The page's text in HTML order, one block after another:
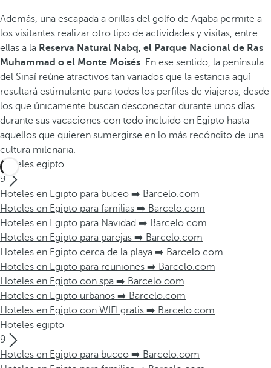
Además, una escapada a orillas del golfo de Aqaba permite a
los visitantes realizar otro tipo de actividades y visitas, entre
ellas a la Reserva Natural Nabq, el Parque Nacional de Ras
Muhammad o el Monte Moisés. En ese sentido, la península
del Sinaí reúne atractivos tan variados que la estancia aquí
resultará estimulante para todos los perfiles de viajeros, desde
los que únicamente buscan desconectar durante unos días
durante sus vacaciones con todo incluido en Egipto hasta
aquellos que quieren sumergirse en lo más recóndito de una
cultura milenaria.
Hoteles egipto
9
Hoteles en Egipto para buceo ➡️ Barcelo.com
Hoteles en Egipto para familias ➡️ Barcelo.com
Hoteles en Egipto para Navidad ➡️ Barcelo.com
Hoteles en Egipto para parejas ➡️ Barcelo.com
Hoteles en Egipto cerca de la playa ➡️ Barcelo.com
Hoteles en Egipto para reuniones ➡️ Barcelo.com
Hoteles en Egipto con spa ➡️ Barcelo.com
Hoteles en Egipto urbanos ➡️ Barcelo.com
Hoteles en Egipto con WIFI gratis ➡️ Barcelo.com
Hoteles egipto
9
Hoteles en Egipto para buceo ➡️ Barcelo.com